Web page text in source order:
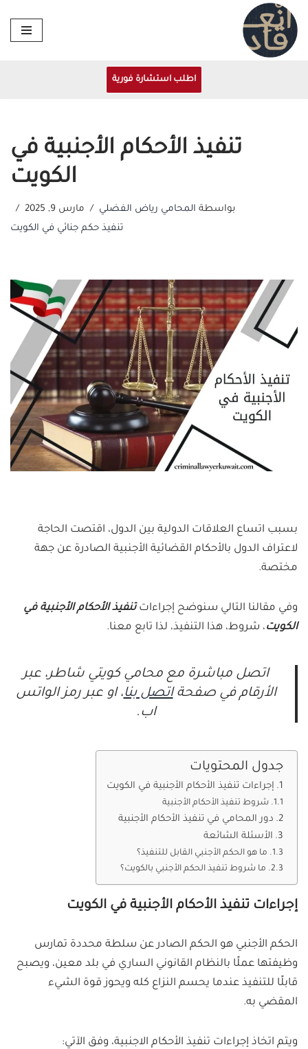
تخطى
إلى
اطلب استشارة فورية
تنفيذ الأحكام الأجنبية في
الكويت
بواسطة المحامي رياض الفضلي
مارس 9, 2025
تنفيذ حكم جنائي في الكويت
بسبب اتساع العلاقات الدولية بين الدول، اقتصت الحاجة
لاعتراف الدول بالأحكام القضائية الأجنبية الصادرة عن جهة
مختصة.
وفي مقالنا التالي سنوضح إجراءات تنفيذ الأحكام الأجنبية في
الكويت، شروط، هذا التنفيذ، لذا تابع معنا.
اتصل مباشرة مع محامي كويتي شاطر، عبر
الأرقام في صفحةاتصل بنا، او عبر رمز الواتس
اب.
جدول المحتويات
إجراءات تنفيذ الأحكام الأجنبية في الكويت
شروط تنفيذ الأحكام الأجنبية
دور المحامي في تنفيذ الأحكام الأجنبية
الأسئلة الشائعة
ما هو الحكم الأجنبي القابل للتنفيذ؟
ما شروط تنفيذ الحكم الأجنبي بالكويت؟
إجراءات تنفيذ الأحكام الأجنبية في الكويت
الحكم الأجنبي هو الحكم الصادر عن سلطة محددة تمارس
وظيفتها عملًا بالنظام القانوني الساري في بلد معين، ويصبح
قابلًا للتنفيذ عندما يحسم النزاع كله ويحوز قوة الشيء
المقضي به.
ويتم اتخاذ إجراءات تنفيذ الأحكام الاجنبية، وفق الآتي: